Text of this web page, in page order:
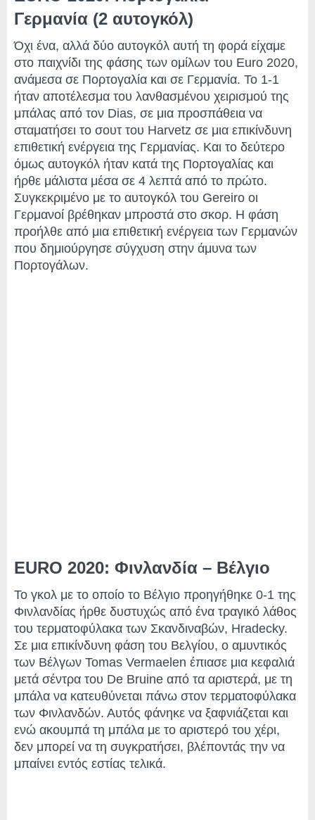
Γερμανία (2 αυτογκόλ)
Όχι ένα, αλλά δύο αυτογκόλ αυτή τη φορά είχαμε
στο παιχνίδι της φάσης των ομίλων του Euro 2020,
ανάμεσα σε Πορτογαλία και σε Γερμανία. Το 1-1
ήταν αποτέλεσμα του λανθασμένου χειρισμού της
μπάλας από τον Dias, σε μια προσπάθεια να
σταματήσει το σουτ του Harvetz σε μια επικίνδυνη
επιθετική ενέργεια της Γερμανίας. Και το δεύτερο
όμως αυτογκόλ ήταν κατά της Πορτογαλίας και
ήρθε μάλιστα μέσα σε 4 λεπτά από το πρώτο.
Συγκεκριμένο με το αυτογκόλ του Gereiro οι
Γερμανοί βρέθηκαν μπροστά στο σκορ. Η φάση
προήλθε από μια επιθετική ενέργεια των Γερμανών
που δημιούργησε σύγχυση στην άμυνα των
Πορτογάλων.
EURO 2020: Φινλανδία – Βέλγιο
Το γκολ με το οποίο το Βέλγιο προηγήθηκε 0-1 της
Φινλανδίας ήρθε δυστυχώς από ένα τραγικό λάθος
του τερματοφύλακα των Σκανδιναβών, Hradecky.
Σε μια επικίνδυνη φάση του Βελγίου, ο αμυντικός
των Βέλγων Tomas Vermaelen έπιασε μια κεφαλιά
μετά σέντρα του De Bruine από τα αριστερά, με τη
μπάλα να κατευθύνεται πάνω στον τερματοφύλακα
των Φινλανδών. Αυτός φάνηκε να ξαφνιάζεται και
ενώ ακουμπά τη μπάλα με το αριστερό του χέρι,
δεν μπορεί να τη συγκρατήσει, βλέποντάς την να
μπαίνει εντός εστίας τελικά.